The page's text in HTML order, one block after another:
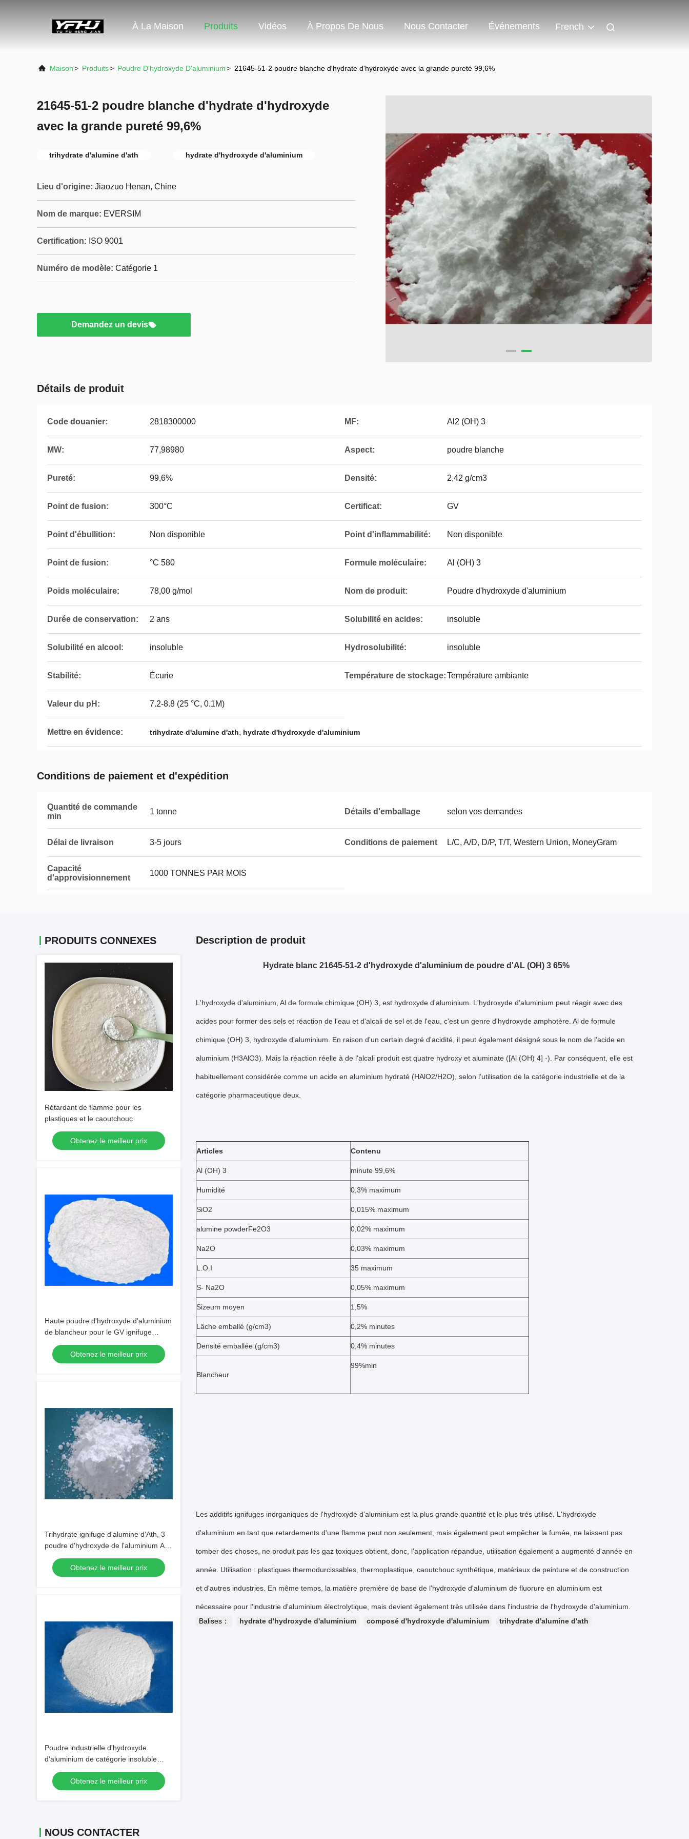
À La Maison Produits Vidéos À Propos De Nous Nous Contacter Événements French
Maison> Produits> Poudre D'hydroxyde D'aluminium> 21645-51-2 poudre blanche d'hydrate d'hydroxyde avec la grande pureté 99,6%
21645-51-2 poudre blanche d'hydrate d'hydroxyde
avec la grande pureté 99,6%
trihydrate d'alumine d'ath hydrate d'hydroxyde d'aluminium
Lieu d'origine: Jiaozuo Henan, Chine
Nom de marque: EVERSIM
Certification: ISO 9001
Numéro de modèle: Catégorie 1
Demandez un devis
Détails de produit
Code douanier: 2818300000 MF: Al2 (OH) 3
MW: 77,98980 Aspect: poudre blanche
Pureté: 99,6% Densité: 2,42 g/cm3
Point de fusion: 300°C Certificat: GV
Point d'ébullition: Non disponible Point d'inflammabilité: Non disponible
Point de fusion: °C 580 Formule moléculaire: Al (OH) 3
Poids moléculaire: 78,00 g/mol Nom de produit: Poudre d'hydroxyde d'aluminium
Durée de conservation: 2 ans Solubilité en acides: insoluble
Solubilité en alcool: insoluble Hydrosolubilité: insoluble
Stabilité: Écurie Température de stockage:Température ambiante
Valeur du pH: 7.2-8.8 (25 °C, 0.1M)
Mettre en évidence: trihydrate d'alumine d'ath, hydrate d'hydroxyde d'aluminium
Conditions de paiement et d'expédition
Quantité de commande
min
1 tonne Détails d'emballage selon vos demandes
Délai de livraison 3-5 jours Conditions de paiement L/C, A/D, D/P, T/T, Western Union, MoneyGram
Capacité
d'approvisionnement
1000 TONNES PAR MOIS
PRODUITS CONNEXES
Rétardant de flamme pour les
plastiques et le caoutchouc
Obtenez le meilleur prix
Haute poudre d'hydroxyde d'aluminium
de blancheur pour le GV ignifuge
diplômée
Obtenez le meilleur prix
Trihydrate ignifuge d'alumine d'Ath, 3
poudre d'hydroxyde de l'aluminium Al2
(OH)
Obtenez le meilleur prix
Poudre industrielle d'hydroxyde
d'aluminium de catégorie insoluble
dans l'eau
Obtenez le meilleur prix
NOUS CONTACTER
Description de produit
Hydrate blanc 21645-51-2 d'hydroxyde d'aluminium de poudre d'AL (OH) 3 65%
L'hydroxyde d'aluminium, Al de formule chimique (OH) 3, est hydroxyde d'aluminium. L'hydroxyde d'aluminium peut réagir avec des
acides pour former des sels et réaction de l'eau et d'alcali de sel et de l'eau, c'est un genre d'hydroxyde amphotère. Al de formule
chimique (OH) 3, hydroxyde d'aluminium. En raison d'un certain degré d'acidité, il peut également désigné sous le nom de l'acide en
aluminium (H3AlO3). Mais la réaction réelle à de l'alcali produit est quatre hydroxy et aluminate ([Al (OH) 4] -). Par conséquent, elle est
habituellement considérée comme un acide en aluminium hydraté (HAlO2/H2O), selon l'utilisation de la catégorie industrielle et de la
catégorie pharmaceutique deux.
Articles Contenu
Al (OH) 3 minute 99,6%
Humidité 0,3% maximum
SiO2 0,015% maximum
alumine powderFe2O3 0,02% maximum
Na2O 0,03% maximum
L.O.I 35 maximum
S- Na2O 0,05% maximum
Sizeum moyen 1,5%
Lâche emballé (g/cm3) 0,2% minutes
Densité emballée (g/cm3) 0,4% minutes
Blancheur
99%min
Les additifs ignifuges inorganiques de l'hydroxyde d'aluminium est la plus grande quantité et le plus très utilisé. L'hydroxyde
d'aluminium en tant que retardements d'une flamme peut non seulement, mais également peut empêcher la fumée, ne laissent pas
tomber des choses, ne produit pas les gaz toxiques obtient, donc, l'application répandue, utilisation également a augmenté d'année en
année. Utilisation : plastiques thermodurcissables, thermoplastique, caoutchouc synthétique, matériaux de peinture et de construction
et d'autres industries. En même temps, la matière première de base de l'hydroxyde d'aluminium de fluorure en aluminium est
nécessaire pour l'industrie d'aluminium électrolytique, mais devient également très utilisée dans l'industrie de l'hydroxyde d'aluminium.
Balises：
hydrate d'hydroxyde d'aluminium composé d'hydroxyde d'aluminium trihydrate d'alumine d'ath